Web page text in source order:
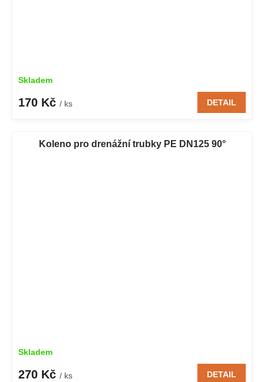
Skladem
170 Kč / ks DETAIL
Koleno pro drenážní trubky PE DN125 90°
Skladem
270 Kč / ks DETAIL